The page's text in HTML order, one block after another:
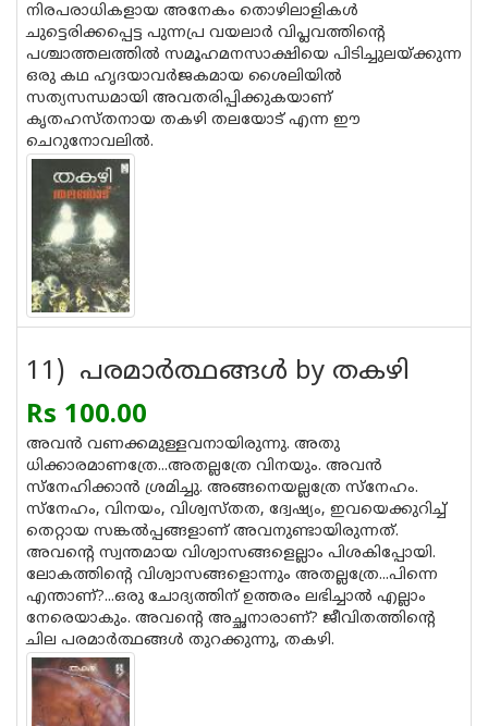
നിരപരാധികളായ അനേകം തൊഴിലാളികള്‍
ചുട്ടെരിക്കപ്പെട്ട പുന്നപ്ര വയലാര്‍ വിപ്ലവത്തിന്റെ
പശ്ചാത്തലത്തില്‍ സമൂഹമനസാക്ഷിയെ പിടിച്ചുലയ്ക്കുന്ന
ഒരു കഥ ഹൃദയാവര്‍ജകമായ ശൈലിയില്‍
സത്യസന്ധമായി അവതരിപ്പിക്കുകയാണ്
കൃതഹസ്തനായ തകഴി തലയോട് എന്ന ഈ
ചെറുനോവലില്‍.
11) പരമാര്‍ത്ഥങ്ങള്‍ by തകഴി
Rs 100.00
അവന്‍ വണക്കമുള്ളവനായിരുന്നു. അതു
ധിക്കാരമാണത്രേ...അതല്ലത്രേ വിനയും. അവന്‍
സ്‌നേഹിക്കാന്‍ ശ്രമിച്ചു. അങ്ങനെയല്ലത്രേ സ്‌നേഹം.
സ്‌നേഹം, വിനയം, വിശ്വസ്തത, ദ്വേഷ്യം, ഇവയെക്കുറിച്ച്
തെറ്റായ സങ്കല്‍പ്പങ്ങളാണ് അവനുണ്ടായിരുന്നത്.
അവന്റെ സ്വന്തമായ വിശ്വാസങ്ങളെല്ലാം പിശകിപ്പോയി.
ലോകത്തിന്റെ വിശ്വാസങ്ങളൊന്നും അതല്ലത്രേ...പിന്നെ
എന്താണ്?...ഒരു ചോദ്യത്തിന് ഉത്തരം ലഭിച്ചാല്‍ എല്ലാം
നേരെയാകും. അവന്റെ അച്ഛനാരാണ്? ജീവിതത്തിന്റെ
ചില പരമാര്‍ത്ഥങ്ങള്‍ തുറക്കുന്നു, തകഴി.